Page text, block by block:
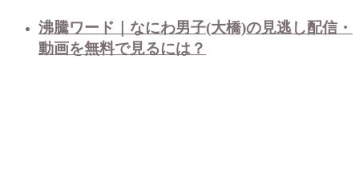
沸騰ワード｜なにわ男子(大橋)の見逃し配信・
動画を無料で見るには？